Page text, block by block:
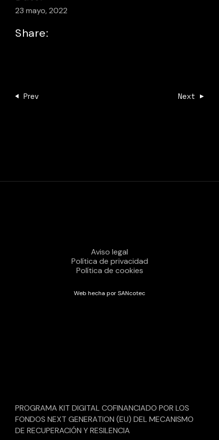
23 mayo, 2022
Share:
Prev Next
Aviso legal
Política de privacidad
Política de cookies
Web hecha por SANcotec
PROGRAMA KIT DIGITAL COFINANCIADO POR LOS
FONDOS NEXT GENERATION (EU) DEL MECANISMO
DE RECUPERACIÓN Y RESILENCIA